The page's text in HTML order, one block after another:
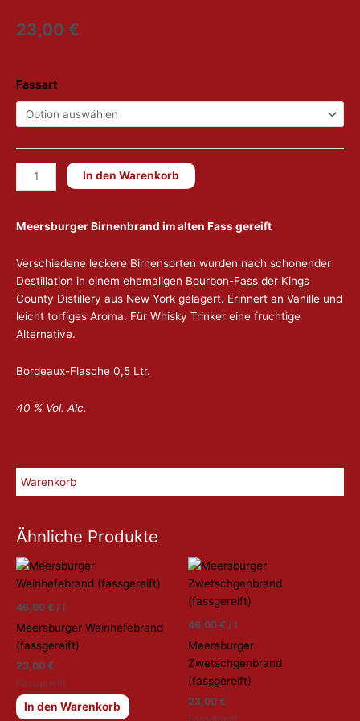
23,00 €
Fassart
Meersburger
Birnenbrand
(fassgereift)
In den Warenkorb
Meersburger Birnenbrand im alten Fass gereift
Verschiedene leckere Birnensorten wurden nach schonender
Destillation in einem ehemaligen Bourbon-Fass der Kings
County Distillery aus New York gelagert. Erinnert an Vanille und
leicht torfiges Aroma. Für Whisky Trinker eine fruchtige
Alternative.
Bordeaux-Flasche 0,5 Ltr.
40 % Vol. Alc.
Warenkorb
Ähnliche Produkte
46,00 € / l
Meersburger Weinhefebrand
(fassgereift)
23,00 €
Fassgereift
In den Warenkorb
46,00 € / l
Meersburger
Zwetschgenbrand
(fassgereift)
23,00 €